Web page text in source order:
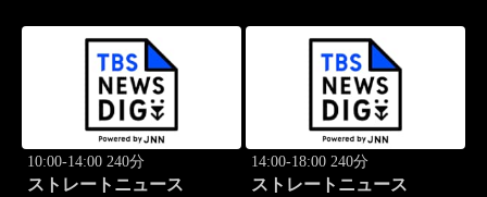
10:00-14:00 240分
ストレートニュース
14:00-18:00 240分
ストレートニュース